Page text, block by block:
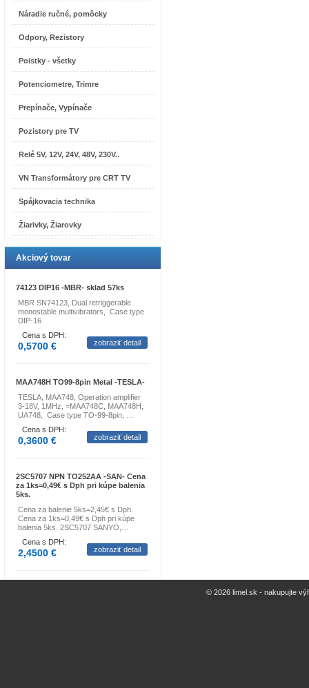
Náradie ručné, pomôcky
Odpory, Rezistory
Poistky - všetky
Potenciometre, Trimre
Prepínače, Vypínače
Pozistory pre TV
Relé 5V, 12V, 24V, 48V, 230V..
VN Transformátory pre CRT TV
Spájkovacia technika
Žiarivky, Žiarovky
Akciový tovar
74123 DIP16 -MBR- sklad 57ks
MBR SN74123, Dual retriggerable
monostable multivibrators, Case type
DIP-16
Cena s DPH:
0,5700 € zobraziť detail
MAA748H TO99-8pin Metal -TESLA-
TESLA, MAA748, Operation amplifier
3-18V, 1MHz, =MAA748C, MAA748H,
UA748, Case type TO-99-8pin, …
Cena s DPH:
0,3600 € zobraziť detail
2SC5707 NPN TO252AA -SAN- Cena
za 1ks=0,49€ s Dph pri kúpe balenia
5ks.
Cena za balenie 5ks=2,45€ s Dph.
Cena za 1ks=0,49€ s Dph pri kúpe
balenia 5ks. 2SC5707 SANYO,…
Cena s DPH:
2,4500 € zobraziť detail
© 2026 limel.sk - nakupujte